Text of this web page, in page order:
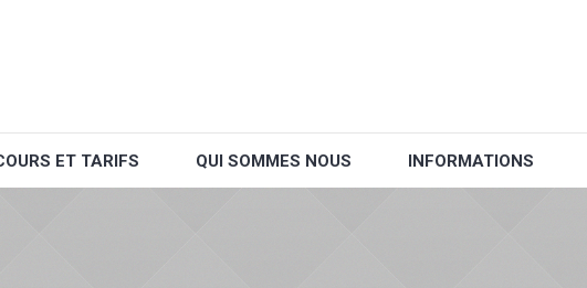
ET TARIFS QUI SOMMES NOUS INFORMATIONS